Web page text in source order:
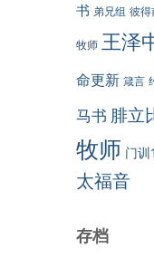
书 弟兄组 彼得
牧师 王泽
命更新 箴言
马书 腓立
牧师 门训
太福音
存档